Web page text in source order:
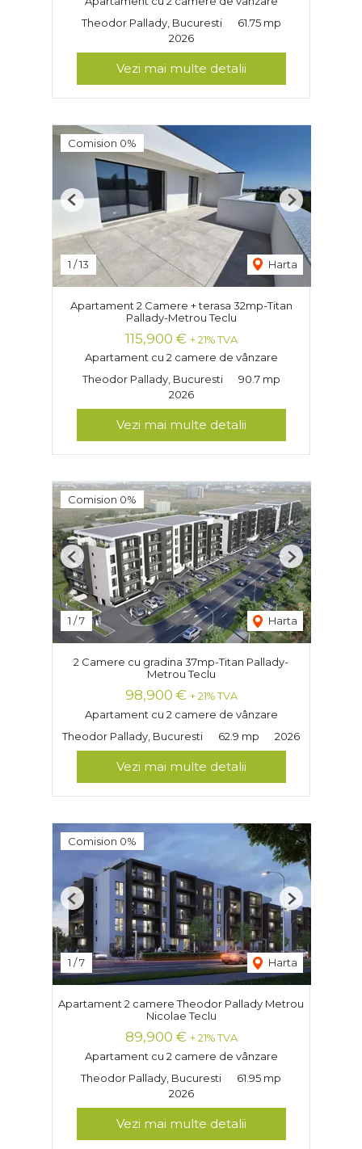
Theodor Pallady, Bucuresti
61.75 mp
2026
Vezi mai multe detalii
Comision 0%
1 /13 Harta
Previous Next
Apartament 2 Camere + terasa 32mp-Titan
Pallady-Metrou Teclu
115,900 € + 21% TVA
Apartament cu 2 camere de vânzare
Theodor Pallady, Bucuresti
90.7 mp
2026
Vezi mai multe detalii
Comision 0%
1 /7 Harta
Previous Next
2 Camere cu gradina 37mp-Titan Pallady-
Metrou Teclu
98,900 € + 21% TVA
Apartament cu 2 camere de vânzare
Theodor Pallady, Bucuresti
62.9 mp 2026
Vezi mai multe detalii
Comision 0%
1 /7 Harta
Previous Next
Apartament 2 camere Theodor Pallady Metrou
Nicolae Teclu
89,900 € + 21% TVA
Apartament cu 2 camere de vânzare
Theodor Pallady, Bucuresti
61.95 mp
2026
Vezi mai multe detalii